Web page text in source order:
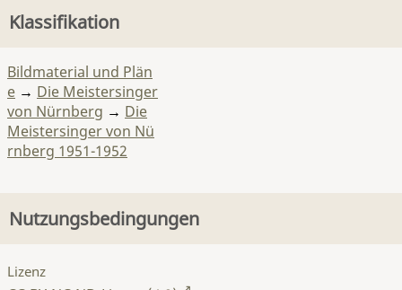
Klassifikation
Bildmaterial und Plän
e → Die Meistersinger
von Nürnberg → Die
Meistersinger von Nü
rnberg 1951-1952
Nutzungsbedingungen
Lizenz